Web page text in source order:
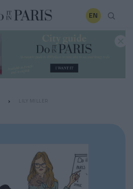
EN
LILY MILLER